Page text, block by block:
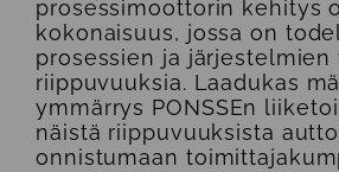
prosessimoottorin kehitys
kokonaisuus, jossa on
prosessien ja järjestelmien
riippuvuuksia. Laadukas
ymmärrys PONSSEn
näistä riippuvuuksista
onnistumaan